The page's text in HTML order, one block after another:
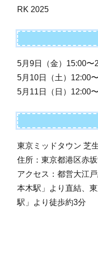
RK 2025
5月9日（金）15:00〜
5月10日（土）12:00
5月11日（日）12:00
東京ミッドタウン 芝
住所：東京都港区赤
アクセス：都営大江
本木駅」より直結、
駅」より徒歩約3分